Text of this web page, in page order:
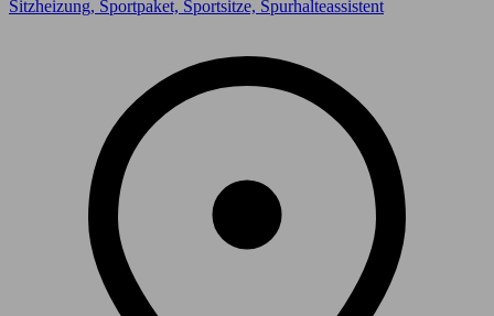
Sitzheizung, Sportpaket, Sportsitze, Spurhalteassistent